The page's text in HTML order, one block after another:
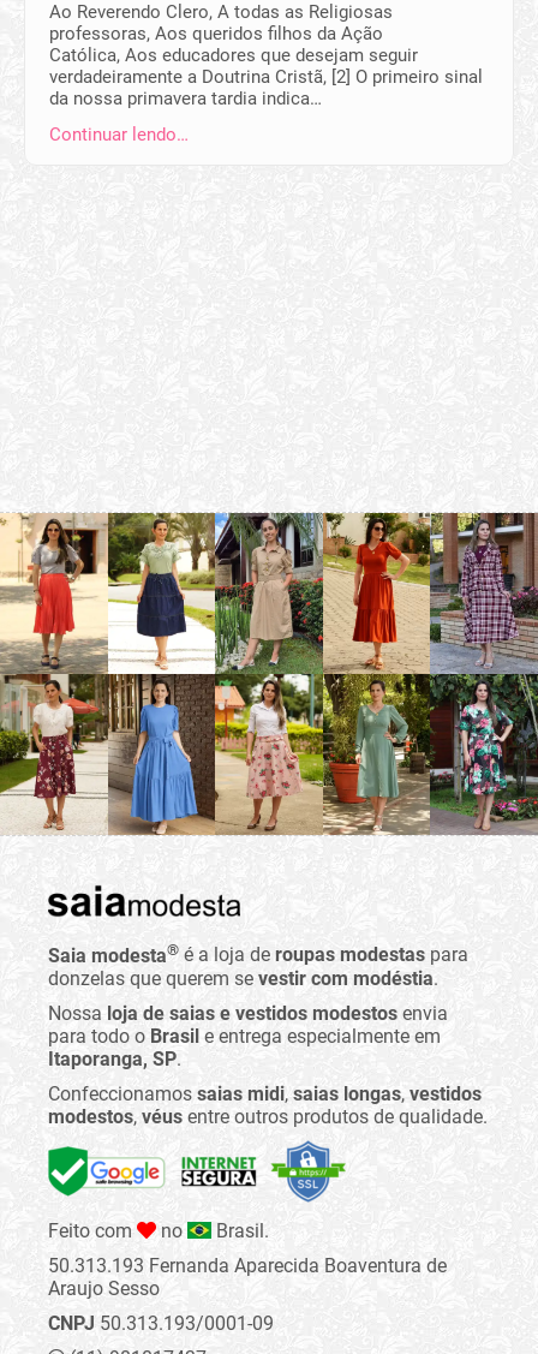
Ao Reverendo Clero, A todas as Religiosas
professoras, Aos queridos filhos da Ação
Católica, Aos educadores que desejam seguir
verdadeiramente a Doutrina Cristã, [2] O primeiro sinal
da nossa primavera tardia indica…
Continuar lendo…
Saia modesta® é a loja de roupas modestas para
donzelas que querem se vestir com modéstia.
Nossa loja de saias e vestidos modestos envia
para todo o Brasil e entrega especialmente em
Itaporanga, SP.
Confeccionamos saias midi, saias longas, vestidos
modestos, véus entre outros produtos de qualidade.
Feito com no
Brasil.
50.313.193 Fernanda Aparecida Boaventura de
Araujo Sesso
CNPJ 50.313.193/0001-09